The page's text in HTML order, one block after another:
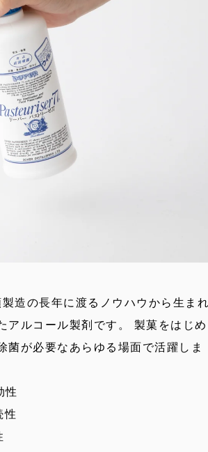
造の長年に渡るノウハウから生まれ
アルコール製剤です。 製菓をはじめ
菌が必要なあらゆる場面で活躍しま
性
性